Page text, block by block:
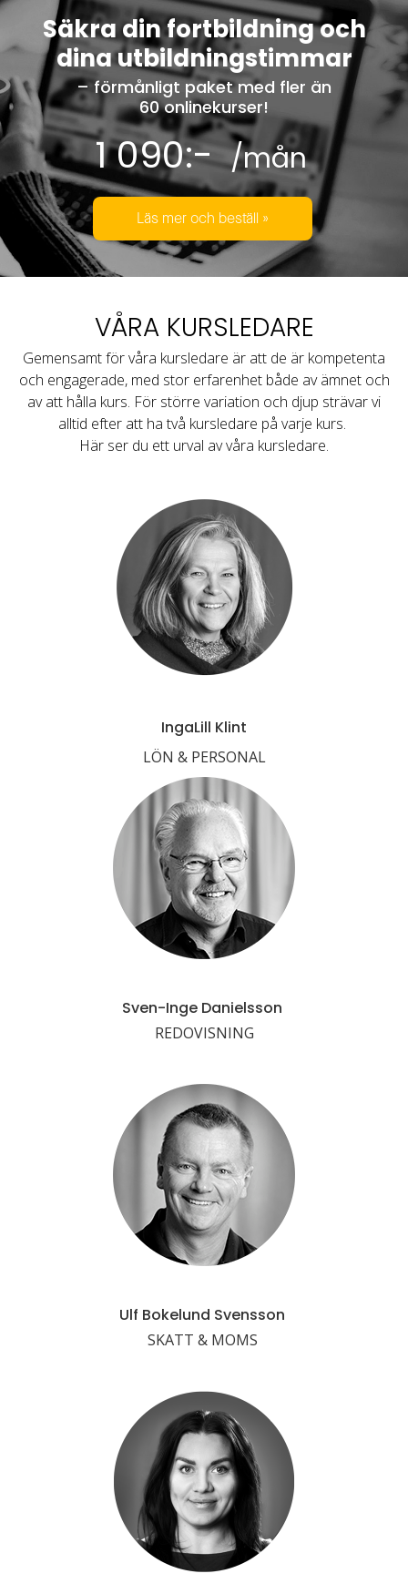
Säkra din fortbildning och
dina utbildningstimmar
– förmånligt paket med fler än
60 onlinekurser!
1 090:-/mån
Läs mer och beställ »
VÅRA KURSLEDARE
Gemensamt för våra kursledare är att de är kompetenta
och engagerade, med stor erfarenhet både av ämnet och
av att hålla kurs. För större variation och djup strävar vi
alltid efter att ha två kursledare på varje kurs.
Här ser du ett urval av våra kursledare.
IngaLill Klint
LÖN & PERSONAL
Sven-Inge Danielsson
REDOVISNING
Ulf Bokelund Svensson
SKATT & MOMS